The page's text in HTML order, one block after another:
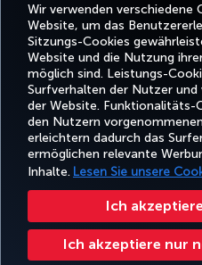
Wir verwenden verschiedene
Website, um das
Sitzungs-Cookies
Website und die Nutzung
möglich sind. Leistungs-
Surfverhalten der Nutzer und
der Website. Funktionalitäts-
den Nutzern
erleichtern dadurch das
ermöglichen relevante
Inhalte. Lesen Sie unsere
Ich
Ich akzeptiere nur
Facebook
Twitter
BUCHEN
UND
VERWALTEN
ERLEBNIS
UND
Barrierefreiheit Impressum
Fluggastrechte Cookie-
49 69 86
Turkish Airlines Copyright © 1996–2025 Die Turkish Airlines
Bank S.A. gemäß einer Lizenz von Mastercard International
in Fremdwährungen verwendet wird, enthält einen